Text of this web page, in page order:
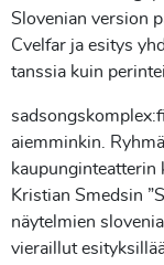
Slovenian version
Cvelfar ja esitys
tanssia kuin
aiemminkin.
kaupunginteatterin
Kristian Smedsin
näytelmien
vieraillut